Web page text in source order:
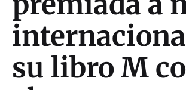
su libro M